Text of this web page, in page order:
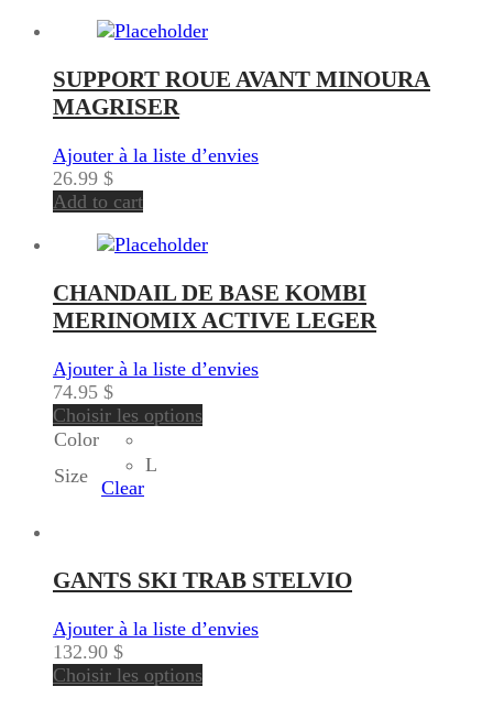
SUPPORT ROUE AVANT MINOURA
MAGRISER
Ajouter à la liste d’envies
26.99 $
Add to cart
CHANDAIL DE BASE KOMBI
MERINOMIX ACTIVE LEGER
Ajouter à la liste d’envies
74.95 $
Choisir les options
Color
Size
L
Clear
GANTS SKI TRAB STELVIO
Ajouter à la liste d’envies
132.90 $
Choisir les options